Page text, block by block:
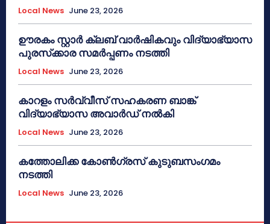
Local News June 23, 2026
ഊരകം സ്റ്റാർ ക്ലബ് വാർഷികവും വിദ്യാഭ്യാസ
പുരസ്‌ക്കാര സമർപ്പണം നടത്തി
Local News June 23, 2026
കാറളം സർവ്വീസ് സഹകരണ ബാങ്ക്
വിദ്യാഭ്യാസ അവാർഡ് നൽകി
Local News June 23, 2026
കത്തോലിക്ക കോൺഗ്രസ് കുടുബസംഗമം
നടത്തി
Local News June 23, 2026